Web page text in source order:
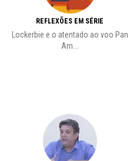
REFLEXÕES EM SÉRIE
Lockerbie e o atentado ao voo Pan
Am...